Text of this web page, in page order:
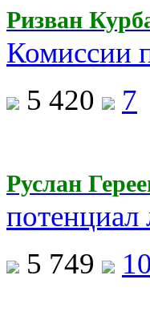
Ризван
Комиссии
5 420
7
Руслан
потенциал
5 749
10